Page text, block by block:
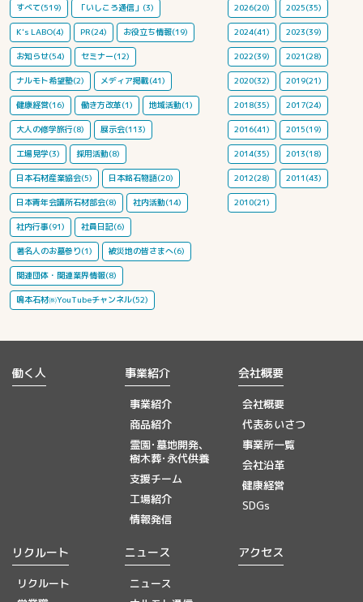
すべて(519) 「いしころ通信」(3)
K's LABO(4) PR(24) お役立ち情報(19)
お知らせ(54) セミナー(12)
ナルモト希望塾(2) メディア掲載(41)
健康経営(16) 働き方改革(1) 地域活動(1)
大人の修学旅行(8) 展示会(113)
工場見学(3) 採用活動(8)
日本石材産業協会(5) 日本銘石物語(20)
日本青年会議所石材部会(8) 社内活動(14)
社内行事(91) 社員日記(6)
著名人のお墓参り(1) 被災地の皆さまへ(6)
関連団体・関連業界情報(8)
鳴本石材㈱YouTubeチャンネル(52)
2026(20) 2025(35)
2024(41) 2023(39)
2022(39) 2021(28)
2020(32) 2019(21)
2018(35) 2017(24)
2016(41) 2015(19)
2014(35) 2013(18)
2012(28) 2011(43)
2010(21)
働く人 事業紹介
事業紹介
商品紹介
霊園･墓地開発、
樹木葬･永代供養
支援チーム
工場紹介
情報発信
会社概要
会社概要
代表あいさつ
事業所一覧
会社沿革
健康経営
SDGs
リクルート
リクルート
ニュース
ニュース
アクセス